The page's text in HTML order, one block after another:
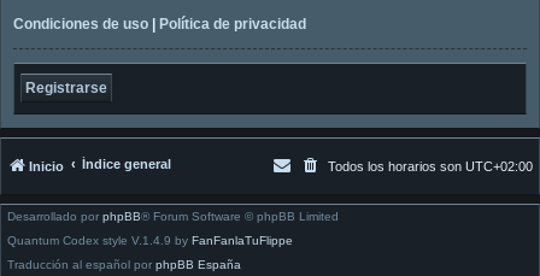
Condiciones de uso
Política de privacidad
Registrarse
Inicio Índice general Todos los horarios son UTC+02:00
Desarrollado por phpBB® Forum Software © phpBB Limited
Quantum Codex style V.1.4.9 by FanFanlaTuFlippe
Traducción al español por phpBB España